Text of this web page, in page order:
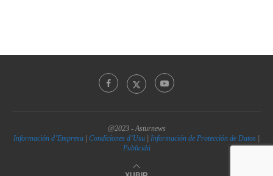
@2023 - Asturnews
Información d’Empresa | Condiciones d’Usu | Información de Protección de Datos |
Publicidá